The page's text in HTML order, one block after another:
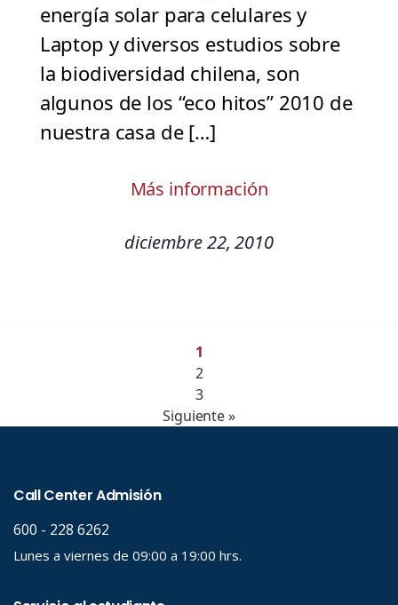
energía solar para celulares y
Laptop y diversos estudios sobre
la biodiversidad chilena, son
algunos de los “eco hitos” 2010 de
nuestra casa de […]
Más información
diciembre 22, 2010
1
2
3
Siguiente »